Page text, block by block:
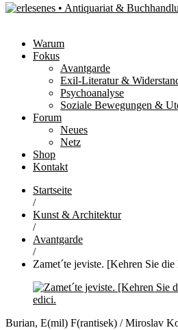
Warum
Fokus
Avantgarde
Exil-Literatur &
Psychoanalyse
Soziale Bewegungen &
Forum
Neues
Netz
Shop
Kontakt
Startseite
/
Kunst & Architektur
/
Avantgarde
/
Zamet´te jeviste. [Kehren Sie
Burian, E(mil) F(rantisek) / Miroslav